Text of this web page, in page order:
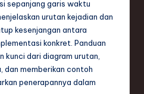
sepanjang garis waktu
urutan kejadian dan
kesenjangan antara
konkret. Panduan
kunci dari diagram urutan,
dan memberikan contoh
penerapannya dalam